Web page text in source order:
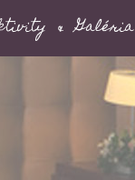
Galéria